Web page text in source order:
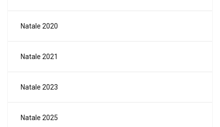
Natale 2020
Natale 2021
Natale 2023
Natale 2025